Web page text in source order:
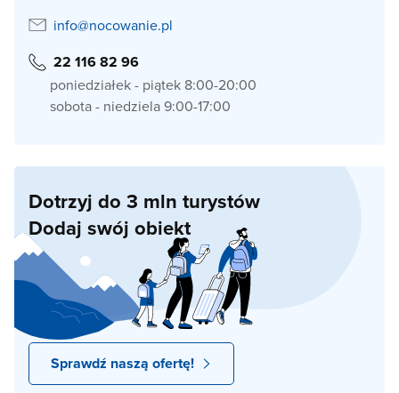
info@nocowanie.pl
22 116 82 96
poniedziałek - piątek 8:00-20:00
sobota - niedziela 9:00-17:00
Dotrzyj do 3 mln turystów
Dodaj swój obiekt
Sprawdź naszą ofertę!